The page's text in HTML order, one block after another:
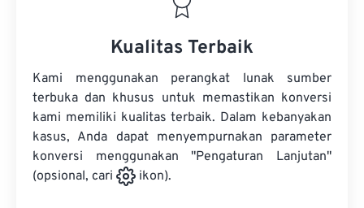
Kualitas Terbaik
Kami menggunakan perangkat lunak sumber
terbuka dan khusus untuk memastikan konversi
kami memiliki kualitas terbaik. Dalam kebanyakan
kasus, Anda dapat menyempurnakan parameter
konversi menggunakan "Pengaturan Lanjutan"
(opsional, cari
ikon).